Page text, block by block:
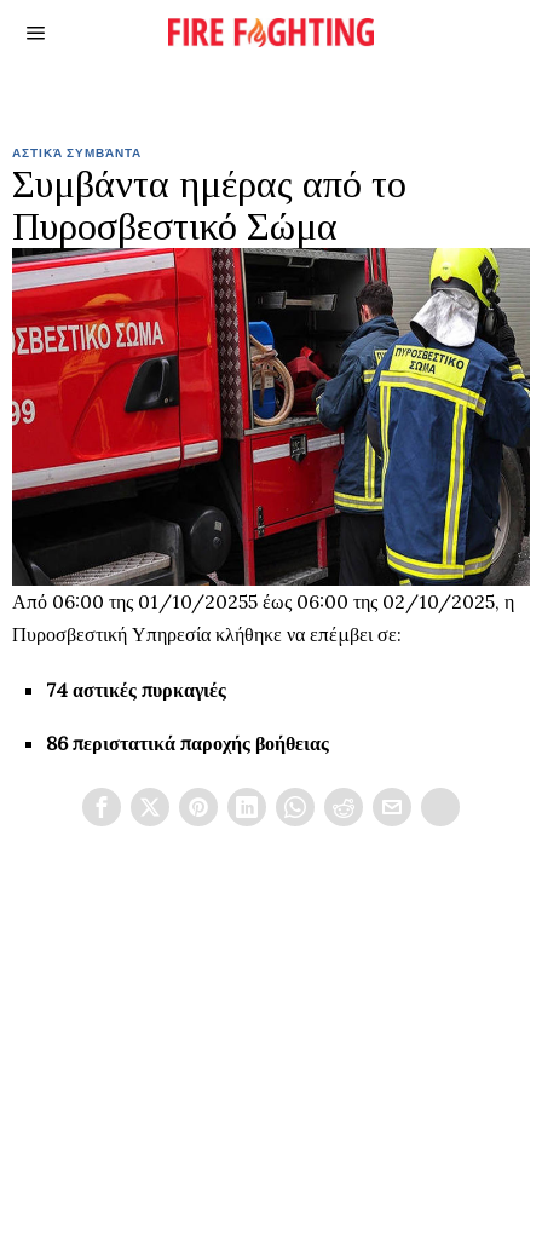
ΑΣΤΙΚΆ ΣΥΜΒΆΝΤΑ
Συμβάντα ημέρας από το
Πυροσβεστικό Σώμα
Από 06:00 της 01/10/20255 έως 06:00 της 02/10/2025, η
Πυροσβεστική Υπηρεσία κλήθηκε να επέμβει σε:
74 αστικές πυρκαγιές
86 περιστατικά παροχής βοήθειας